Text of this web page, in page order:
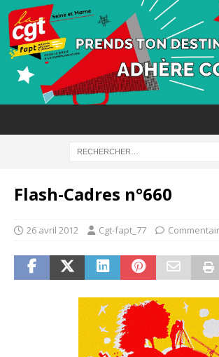
Flash-Cadres n°660
26 avril 2012 Cgt-fapt_77